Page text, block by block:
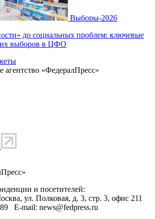
Выборы-2026
до социальных проблем: ключевые
выборов в ЦФО
«ФедералПресс»
»
и посетителей:
, ул. Полковая, д. 3, стр. 3, офис 211
E-mail: news@fedpress.ru